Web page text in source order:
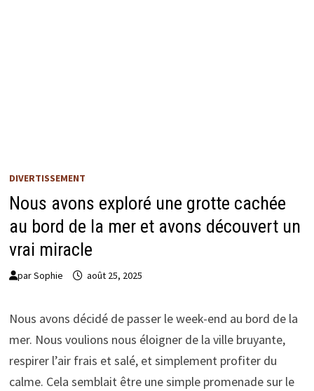
DIVERTISSEMENT
Nous avons exploré une grotte cachée
au bord de la mer et avons découvert un
vrai miracle
parSophie août 25, 2025
Nous avons décidé de passer le week-end au bord de la
mer. Nous voulions nous éloigner de la ville bruyante,
respirer l’air frais et salé, et simplement profiter du
calme. Cela semblait être une simple promenade sur le